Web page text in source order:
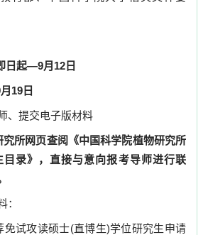
日起—9月 12 日
月 19 日
师、提交电子版材料
究所网页查阅《中国科学院植物研究所
目录》，直接与意向报考导师进行联
。
：
免试攻读硕士(直博生)学位研究生申请